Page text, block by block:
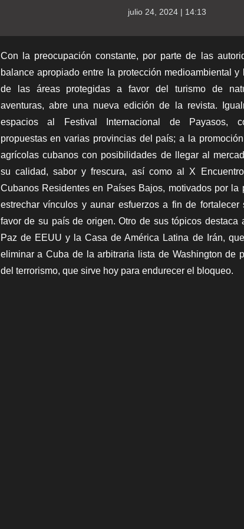
julio 24, 2024 | 14:13
Con la preocupación constante, por parte de las
balance apropiado entre la protección medioambiental y
de las áreas protegidas a favor del turismo de
aventuras, abre una nueva edición de la revista.
espacios al Festival Internacional de Payasos,
propuestas en varias provincias del país; a la
agrícolas cubanos con posibilidades de llegar al
su calidad, sabor y frescura, así como al X
Cubanos Residentes en Países Bajos, motivados por la
estrechar vínculos y aunar esfuerzos a fin de fortalecer
favor de su país de origen. Otro de sus tópicos destaca
Paz de EEUU y la Casa de América Latina de Irán,
eliminar a Cuba de la arbitraria lista de Washington de
del terrorismo, que sirve hoy para endurecer el bloqueo.